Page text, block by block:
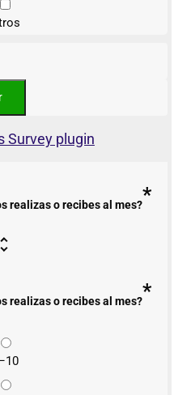
Survey plugin
realizas o recibes al mes?*
realizas o recibes al mes?*